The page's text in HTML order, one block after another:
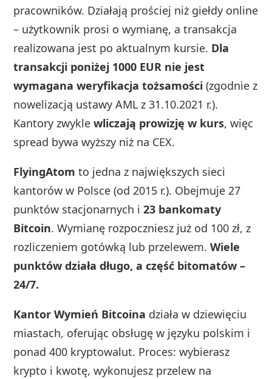
pracowników. Działają prościej niż giełdy online
– użytkownik prosi o wymianę, a transakcja
realizowana jest po aktualnym kursie. Dla
transakcji poniżej 1000 EUR nie jest
wymagana weryfikacja tożsamości (zgodnie z
nowelizacją ustawy AML z 31.10.2021 r.).
Kantory zwyklewliczają prowizję w kurs, więc
spread bywa wyższy niż na CEX.
FlyingAtom to jedna z największych sieci
kantorów w Polsce (od 2015 r.). Obejmuje 27
punktów stacjonarnych i23 bankomaty
Bitcoin. Wymianę rozpoczniesz już od 100 zł, z
rozliczeniem gotówką lub przelewem.Wiele
punktów działa długo, a część bitomatów –
24/7.
Kantor Wymień Bitcoina działa w dziewięciu
miastach, oferując obsługę w języku polskim i
ponad 400 kryptowalut. Proces: wybierasz
krypto i kwotę, wykonujesz przelew na